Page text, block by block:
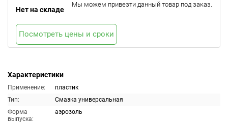
Характеристики
Применение:
пластик
Тип:
Смазка универсальная
Форма
выпуска:
аэрозоль
Нет на складе
Мы можем привезти данный товар под заказ.
Посмотреть цены и сроки